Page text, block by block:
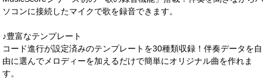
ソコンに接続したマイクで歌を録音できます。
♪豊富なテンプレート
コード進行が設定済みのテンプレートを30種類収録！伴奏データを自
由に選んでメロディーを加えるだけで簡単にオリジナル曲を作れま
す。